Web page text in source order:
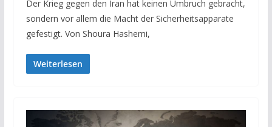
Der Krieg gegen den Iran hat keinen Umbruch gebracht,
sondern vor allem die Macht der Sicherheitsapparate
gefestigt. Von Shoura Hashemi,
Weiterlesen